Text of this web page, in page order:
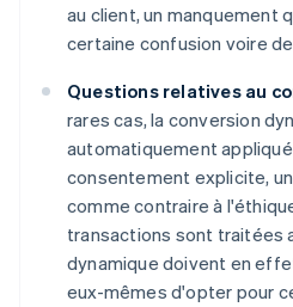
au client, un manquement
certaine confusion voire
Questions relatives au
rares cas, la conversion
automatiquement
consentement explicite,
comme contraire à
transactions sont traitées
dynamique doivent en
eux-mêmes d'opter pour